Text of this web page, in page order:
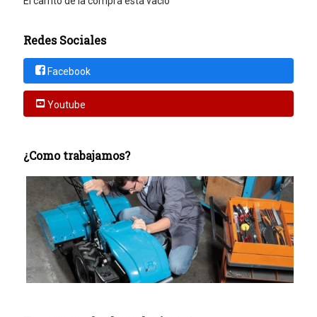
Redes Sociales
Facebook
Youtube
¿Como trabajamos?